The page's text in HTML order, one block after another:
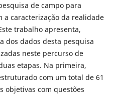
de campo para
caracterização da realidade
trabalho apresenta,
dos dados desta pesquisa
neste percurso de
etapas. Na primeira,
com um total de 61
objetivas com questões